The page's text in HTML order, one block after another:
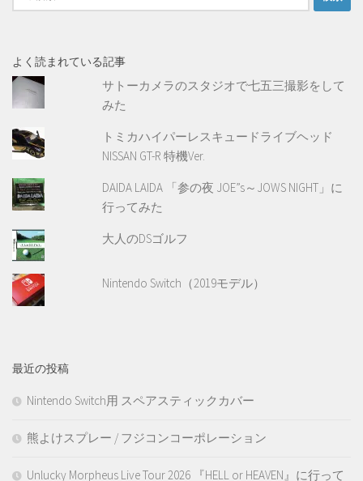
索:
よく読まれている記事
サトーカメラのスタジオで七五三撮影をして
みた
トミカハイパーレスキュードライブヘッド
NISSAN GT-R 特機Ver.
DAIDA LAIDA 「参の夜 JOE”s～JOWS NIGHT」に
行ってみた
大人のDSゴルフ
Nintendo Switch（2019モデル）
最近の投稿
Nintendo Switch用 スペアスティックカバー
熊よけスプレー / フジコンコーポレーション
Unlucky Morpheus Live Tour 2026 『HELL or HEAVEN』に行って